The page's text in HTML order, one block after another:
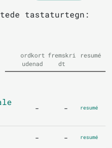
tastaturtegn:
ordkort
udenad
fremskri
dt
resumé
- - resumé
- - resumé